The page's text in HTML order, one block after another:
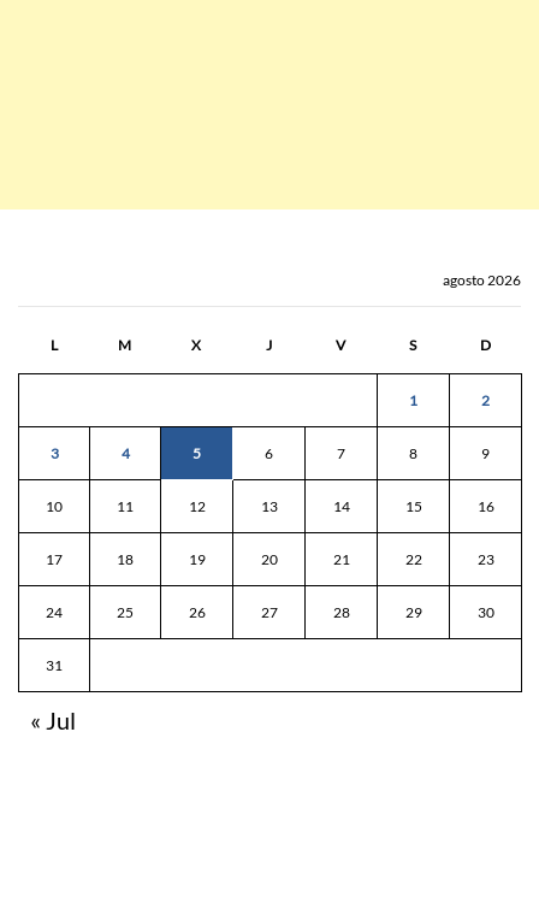
agosto 2026
L M X J V S D
1 2
3 4 5 6 7 8 9
10 11 12 13 14 15 16
17 18 19 20 21 22 23
24 25 26 27 28 29 30
31
« Jul